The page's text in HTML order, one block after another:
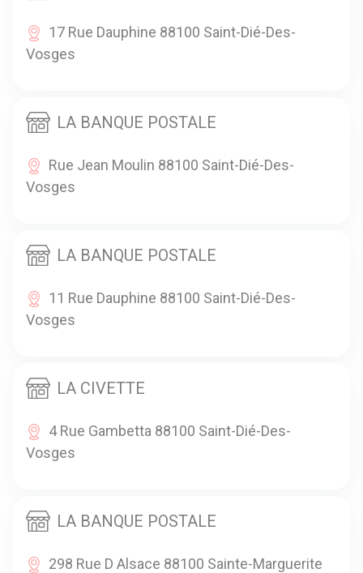
17 Rue Dauphine 88100 Saint-Dié-Des-
Vosges
LA BANQUE POSTALE
Rue Jean Moulin 88100 Saint-Dié-Des-
Vosges
LA BANQUE POSTALE
11 Rue Dauphine 88100 Saint-Dié-Des-
Vosges
LA CIVETTE
4 Rue Gambetta 88100 Saint-Dié-Des-
Vosges
LA BANQUE POSTALE
298 Rue D Alsace 88100 Sainte-Marguerite